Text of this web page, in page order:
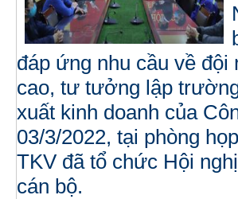
đáp ứng nhu cầu về
cao, tư tưởng lập
xuất kinh doanh của
03/3/2022, tại phòng
TKV đã tổ chức Hội
cán bộ.